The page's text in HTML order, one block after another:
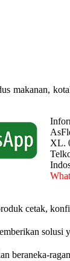
makanan,
XL.
cetak,
solusi
beraneka-